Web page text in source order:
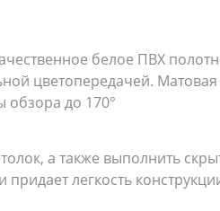
белое ПВХ
цветопередачей. Матовая
обзора до 170°
а также выполнить
легкость